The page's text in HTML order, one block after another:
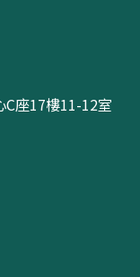
座17樓11-12室